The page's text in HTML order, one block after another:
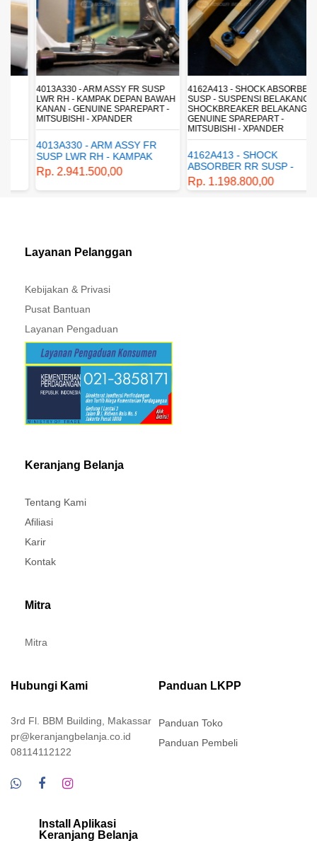
4013A330 - ARM ASSY FR SUSP
LWR RH - KAMPAK DEPAN BAWAH
KANAN - GENUINE SPAREPART -
MITSUBISHI - XPANDER
4013A330 - ARM ASSY FR
SUSP LWR RH - KAMPAK
DEPAN BAWAH KANAN -
GENUINE SPAREPART -
MITSUBISHI - XPANDER
Rp. 2.941.500,00
4162A413 - SHOCK ABSORBER RR
SUSP - SUSPENSI BELAKANG -
SHOCKBREAKER BELAKANG -
GENUINE SPAREPART -
MITSUBISHI - XPANDER
4162A413 - SHOCK
ABSORBER RR SUSP -
SUSPENSI BELAKANG -
SHOCKBREAKER BELAKANG
Rp. 1.198.800,00
Layanan Pelanggan
Kebijakan & Privasi
Pusat Bantuan
Layanan Pengaduan
Keranjang Belanja
Tentang Kami
Afiliasi
Karir
Kontak
Mitra
Mitra
Hubungi Kami
3rd Fl. BBM Building, Makassar
pr@keranjangbelanja.co.id
08114112122
Panduan LKPP
Panduan Toko
Panduan Pembeli
Install Aplikasi
Keranjang Belanja